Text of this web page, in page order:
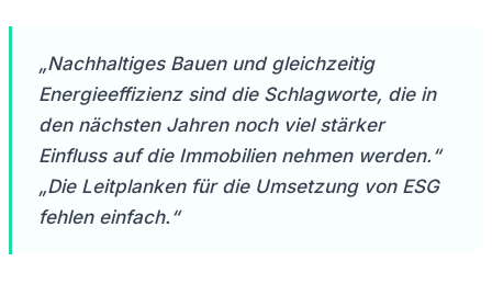
„Nachhaltiges Bauen und gleichzeitig
Energieeffizienz sind die Schlagworte, die in
den nächsten Jahren noch viel stärker
Einfluss auf die Immobilien nehmen werden.“
„Die Leitplanken für die Umsetzung von ESG
fehlen einfach.“